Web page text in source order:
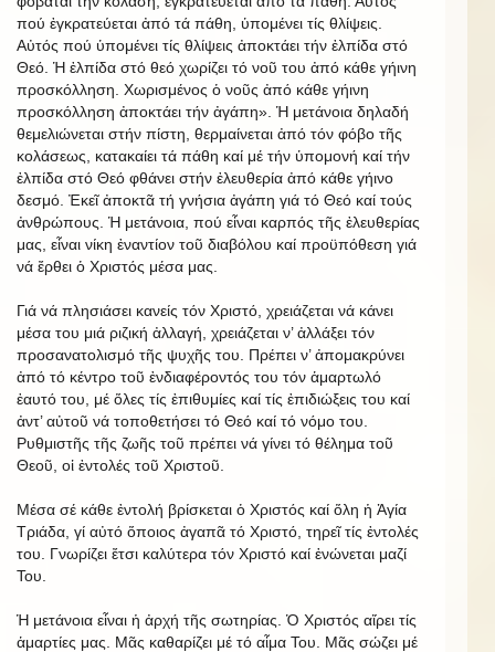
πού ἐγκρατεύεται ἀπό τά πάθη, ὑπομένει τίς θλίψεις.
Αὐτός πού ὑπομένει τίς θλίψεις ἀποκτάει τήν ἐλπίδα στό
Θεό. Ἡ ἐλπίδα στό θεό χωρίζει τό νοῦ του ἀπό κάθε γήινη
προσκόλληση. Χωρισμένος ὁ νοῦς ἀπό κάθε γήινη
προσκόλληση ἀποκτάει τήν ἀγάπη». Ἡ μετάνοια δηλαδή
θεμελιώνεται στήν πίστη, θερμαίνεται ἀπό τόν φόβο τῆς
κολάσεως, κατακαίει τά πάθη καί μέ τήν ὑπομονή καί τήν
ἐλπίδα στό Θεό φθάνει στήν ἐλευθερία ἀπό κάθε γήινο
δεσμό. Ἐκεῖ ἀποκτᾶ τή γνήσια ἀγάπη γιά τό Θεό καί τούς
ἀνθρώπους. Ἡ μετάνοια, πού εἶναι καρπός τῆς ἐλευθερίας
μας, εἶναι νίκη ἐναντίον τοῦ διαβόλου καί προϋπόθεση γιά
νά ἔρθει ὁ Χριστός μέσα μας.
Γιά νά πλησιάσει κανείς τόν Χριστό, χρειάζεται νά κάνει
μέσα του μιά ριζική ἀλλαγή, χρειάζεται ν’ ἀλλάξει τόν
προσανατολισμό τῆς ψυχῆς του. Πρέπει ν’ ἀπομακρύνει
ἀπό τό κέντρο τοῦ ἐνδιαφέροντός του τόν ἁμαρτωλό
ἑαυτό του, μέ ὅλες τίς ἐπιθυμίες καί τίς ἐπιδιώξεις του καί
ἀντ’ αὐτοῦ νά τοποθετήσει τό Θεό καί τό νόμο του.
Ρυθμιστῆς τῆς ζωῆς τοῦ πρέπει νά γίνει τό θέλημα τοῦ
Θεοῦ, οἱ ἐντολές τοῦ Χριστοῦ.
Μέσα σέ κάθε ἐντολή βρίσκεται ὁ Χριστός καί ὅλη ἡ Ἁγία
Τριάδα, γί αὐτό ὅποιος ἀγαπᾶ τό Χριστό, τηρεῖ τίς ἐντολές
του. Γνωρίζει ἔτσι καλύτερα τόν Χριστό καί ἑνώνεται μαζί
Του.
Ἡ μετάνοια εἶναι ἡ ἀρχή τῆς σωτηρίας. Ὁ Χριστός αἴρει τίς
ἁμαρτίες μας. Μᾶς καθαρίζει μέ τό αἷμα Του. Μᾶς σώζει μέ